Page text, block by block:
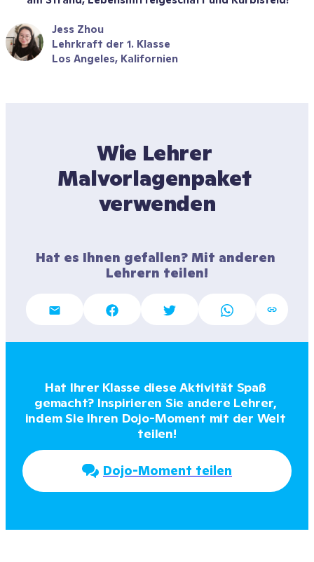
Jess Zhou
Lehrkraft der 1. Klasse
Los Angeles, Kalifornien
Wie Lehrer
Malvorlagenpaket
verwenden
Hat es Ihnen gefallen? Mit anderen
Lehrern teilen!
Hat Ihrer Klasse diese Aktivität Spaß
gemacht? Inspirieren Sie andere Lehrer,
indem Sie Ihren Dojo-Moment mit der Welt
teilen!
Dojo-Moment teilen